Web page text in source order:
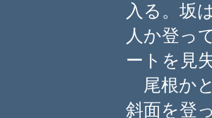
入る。坂
人か登っ
ートを見
尾根か
斜面を登